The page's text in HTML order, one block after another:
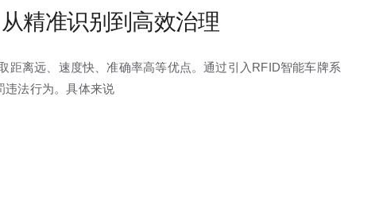
精准识别到高效治理
离远、速度快、准确率高等优点。通过引入RFID智能车牌系
违法行为。具体来说